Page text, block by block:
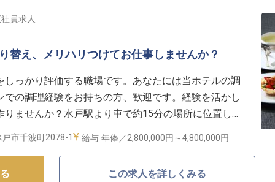
員求人
替え、メリハリつけてお仕事しませんか？
っかり評価する職場です。あなたには当ホテルの調
の調理経験をお持ちの方、歓迎です。経験を活かし
ませんか？水戸駅より車で約15分の場所に位置して
日本三大名園や水族館などの観光地が点在してお
市千波町2078-1 給与 年俸／2,800,000円～4,800,000円
この求人を詳しくみる